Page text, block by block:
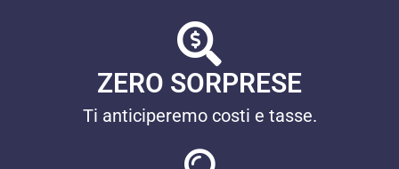
ZERO SORPRESE
Ti anticiperemo costi e tasse.